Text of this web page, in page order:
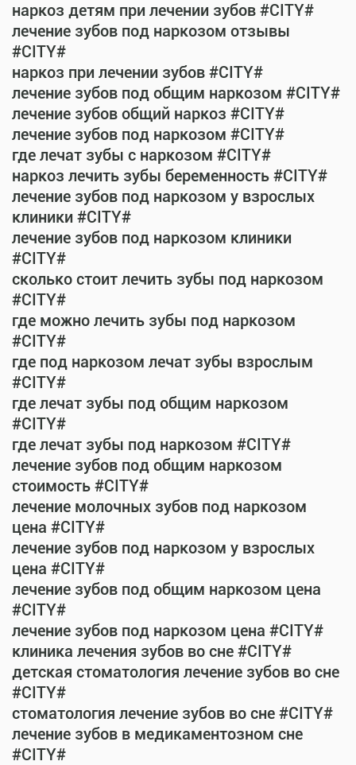
наркоз детям при лечении зубов #CITY#
лечение зубов под наркозом отзывы
#CITY#
наркоз при лечении зубов #CITY#
лечение зубов под общим наркозом #CITY#
лечение зубов общий наркоз #CITY#
лечение зубов под наркозом #CITY#
где лечат зубы с наркозом #CITY#
наркоз лечить зубы беременность #CITY#
лечение зубов под наркозом у взрослых
клиники #CITY#
лечение зубов под наркозом клиники
#CITY#
сколько стоит лечить зубы под наркозом
#CITY#
где можно лечить зубы под наркозом
#CITY#
где под наркозом лечат зубы взрослым
#CITY#
где лечат зубы под общим наркозом
#CITY#
где лечат зубы под наркозом #CITY#
лечение зубов под общим наркозом
стоимость #CITY#
лечение молочных зубов под наркозом
цена #CITY#
лечение зубов под наркозом у взрослых
цена #CITY#
лечение зубов под общим наркозом цена
#CITY#
лечение зубов под наркозом цена #CITY#
клиника лечения зубов во сне #CITY#
детская стоматология лечение зубов во сне
#CITY#
стоматология лечение зубов во сне #CITY#
лечение зубов в медикаментозном сне
#CITY#